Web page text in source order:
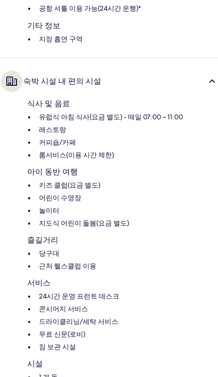
공항 셔틀 이용 가능(24시간 운행)*
기타 정보
지정 흡연 구역
숙박 시설 내 편의 시설
식사 및 음료
유럽식 아침 식사(요금 별도) - 매일 07:00 ~ 11:00
레스토랑
커피숍/카페
룸서비스(이용 시간 제한)
아이 동반 여행
키즈 클럽(요금 별도)
어린이 수영장
놀이터
지도식 어린이 돌봄(요금 별도)
즐길거리
당구대
근처 헬스클럽 이용
서비스
24시간 운영 프런트 데스크
콘시어지 서비스
드라이클리닝/세탁 서비스
무료 신문(로비)
짐 보관 시설
시설